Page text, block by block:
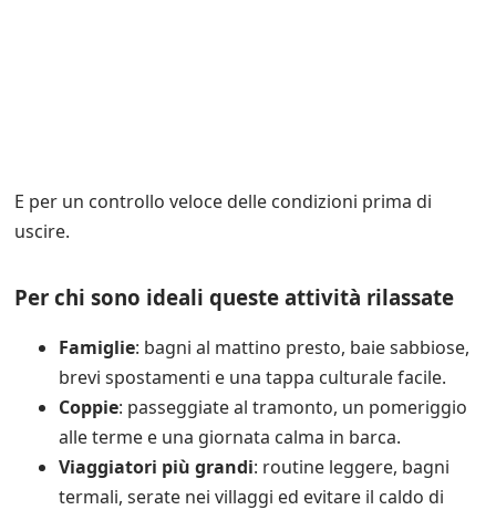
E per un controllo veloce delle condizioni prima di
uscire.
Per chi sono ideali queste attività rilassate
Famiglie: bagni al mattino presto, baie sabbiose,
brevi spostamenti e una tappa culturale facile.
Coppie: passeggiate al tramonto, un pomeriggio
alle terme e una giornata calma in barca.
Viaggiatori più grandi: routine leggere, bagni
termali, serate nei villaggi ed evitare il caldo di